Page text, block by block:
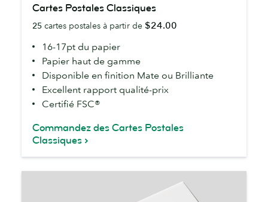
Postales
Classiques
Cartes Postales Classiques
25 cartes postales à partir de $24.00
16-17pt du papier
Papier haut de gamme
Disponible en finition Mate ou Brilliante
Excellent rapport qualité-prix
Certifié FSC®
Commandez des Cartes Postales
Classiques